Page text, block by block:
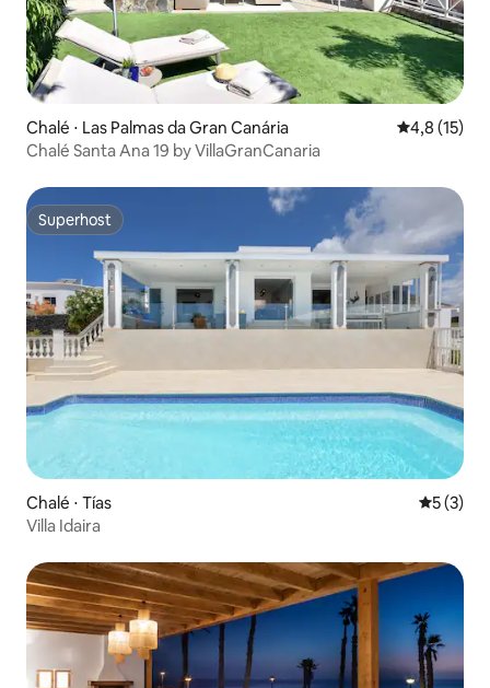
Chalé ⋅ Las Palmas da Gran Canária 4,8 de uma
4,8 (15)
Chalé Santa Ana 19 by VillaGranCanaria
Superhost
Superhost
Chalé ⋅ Tías 5 de
5 (3)
Villa Idaira